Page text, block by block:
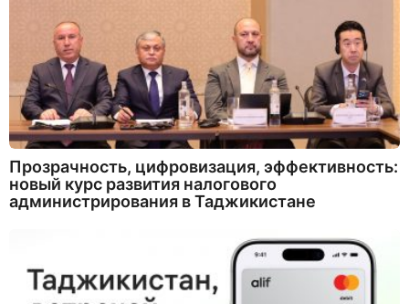
Прозрачность, цифровизация, эффективность:
новый курс развития налогового
администрирования в Таджикистане